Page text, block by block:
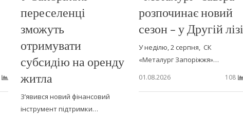
переселенці
зможуть
отримувати
субсидію на оренду
житла
З’явився новий фінансовий
інструмент підтримки…
розпочинає новий
сезон – у Другій лізі
У неділю, 2 серпня, СК
«Металург Запоріжжя»…
01.08.2026
108